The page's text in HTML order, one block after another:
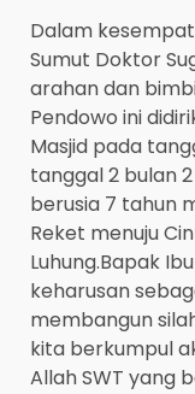
Dalam
Sumut Doktor
arahan dan
Pendowo ini
Masjid pada
tanggal 2 bulan
berusia 7 tahun
Reket menuju
Luhung.Bapak
keharusan
membangun
kita berkumpul
Allah SWT yang